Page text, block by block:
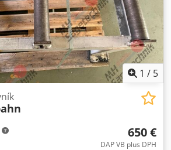
1 / 5
650 €
DAP VB plus DPH